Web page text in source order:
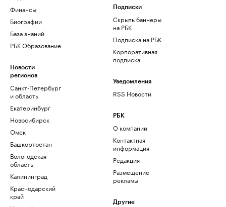
Финансы
Биографии
База знаний
РБК Образование
Новости
регионов
Санкт-Петербург
и область
Екатеринбург
Новосибирск
Омск
Башкортостан
Вологодская
область
Калининград
Краснодарский
край
Подписки
Скрыть баннеры
на РБК
Подписка на РБК
Корпоративная
подписка
Уведомления
RSS Новости
РБК
О компании
Контактная
информация
Редакция
Размещение
рекламы
Другие